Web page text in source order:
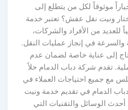
موثوقاً لكل من يتطلع إلى
ونيت نقل عفش؟ تعتبر خدمة
من الأفراد والشركات،
في إنجاز عمليات النقل.
إلى عناية خاصة لضمان عدم
تقدم شركة دباب الدمام حلاً
مع جميع احتياجات العملاء في
الدمام في تقديم خدمة ونيت
الوسائل والتقنيات التي